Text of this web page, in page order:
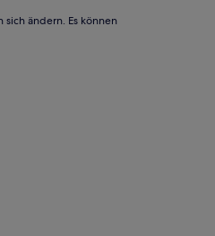
ändern. Es können